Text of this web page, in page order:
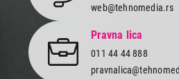
nezaboravnu uspomenu. Snimaj
posebne trenutke našim kamerama
profesionalnim efektima.
Bez obzira da li želiš da poboljšaš svoj
zvučnika, ili voliš da slušaš muziku u
web@tehnomedia.rs
Pravna lica
011 44 44 888